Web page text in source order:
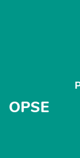
Aller au
OPSE